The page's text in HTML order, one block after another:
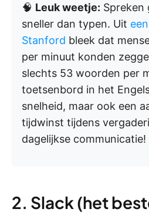
🧠 Leuk weetje: Spreken
sneller dan typen. Uit
Stanford bleek dat
per minuut konden
slechts 53 woorden per
toetsenbord in het
snelheid, maar ook een
tijdwinst tijdens
dagelijkse communicatie!
2. Slack (het